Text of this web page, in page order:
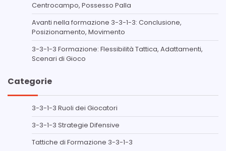
Centrocampo, Possesso Palla
Avanti nella formazione 3-3-1-3: Conclusione,
Posizionamento, Movimento
3-3-1-3 Formazione: Flessibilità Tattica, Adattamenti,
Scenari di Gioco
Categorie
3-3-1-3 Ruoli dei Giocatori
3-3-1-3 Strategie Difensive
Tattiche di Formazione 3-3-1-3